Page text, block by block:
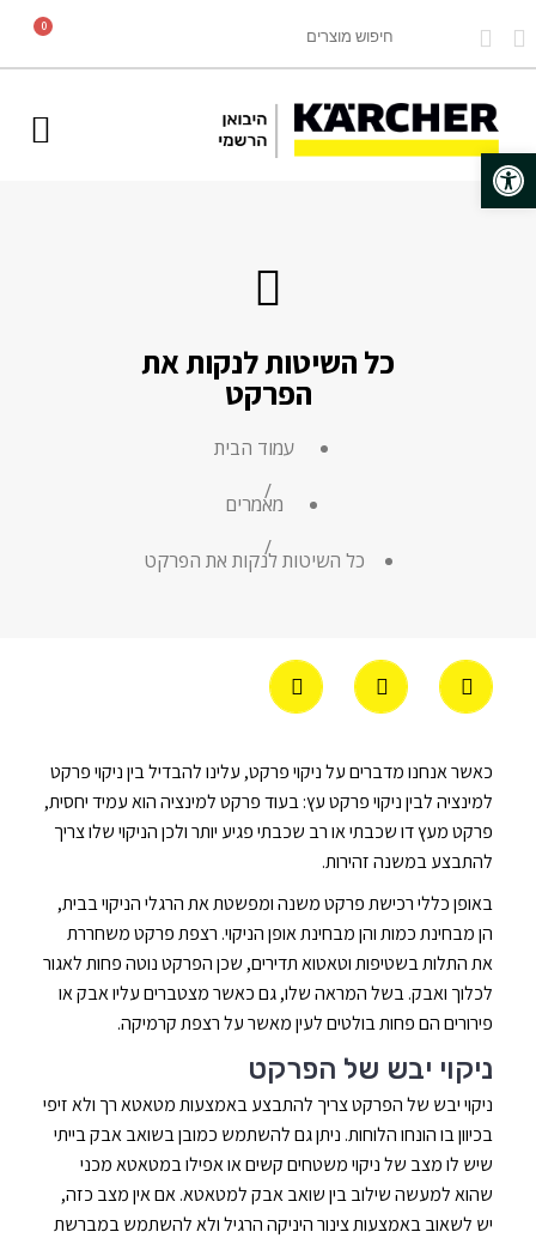
0
כל השיטות לנקות את
הפרקט
עמוד הבית
/
מאמרים
/
כל השיטות לנקות את הפרקט
כאשר אנחנו מדברים על ניקוי פרקט, עלינו להבדיל בין ניקוי פרקט
למינציה לבין ניקוי פרקט עץ: בעוד פרקט למינציה הוא עמיד יחסית,
פרקט מעץ דו שכבתי או רב שכבתי פגיע יותר ולכן הניקוי שלו צריך
להתבצע במשנה זהירות.
באופן כללי רכישת פרקט משנה ומפשטת את הרגלי הניקוי בבית,
הן מבחינת כמות והן מבחינת אופן הניקוי. רצפת פרקטמשחררת
את התלות בשטיפות וטאטוא תדירים, שכן הפרקט נוטה פחות לאגור
לכלוך ואבק. בשל המראה שלו, גם כאשר מצטברים עליו אבק או
פירורים הם פחות בולטים לעין מאשר על רצפת קרמיקה.
ניקוי יבש של הפרקט
ניקוי יבש של הפרקט צריך להתבצע באמצעות מטאטא רך ולא זיפי
בכיוון בו הונחו הלוחות. ניתן גם להשתמש כמובן בשואב אבק בייתי
שיש לו מצב של ניקוי משטחים קשים או אפילו במטאטא מכני
שהוא למעשה שילוב בין שואב אבק למטאטא. אם אין מצב כזה,
יש לשאוב באמצעות צינור היניקה הרגיל ולא להשתמש במברשת
פתח סרגל נגישות